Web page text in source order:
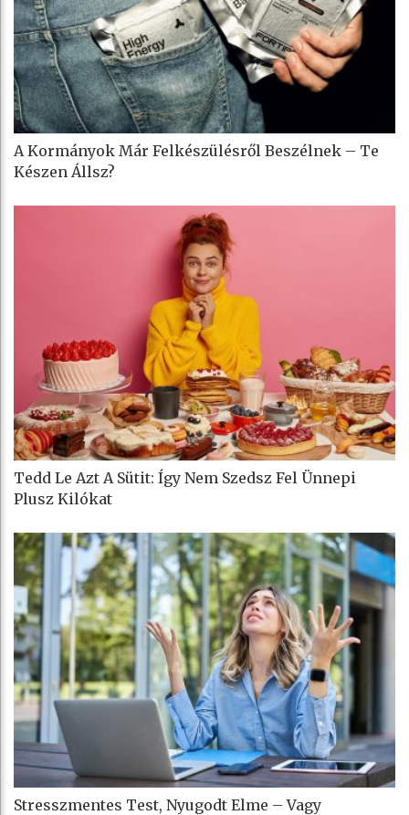
A Kormányok Már Felkészülésről Beszélnek – Te
Készen Állsz?
Tedd Le Azt A Sütit: Így Nem Szedsz Fel Ünnepi
Plusz Kilókat
Stresszmentes Test, Nyugodt Elme – Vagy